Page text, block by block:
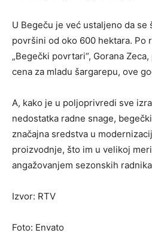
U Begeču je već ustaljeno da se
površini od oko 600 hektara. Po
„Begečki povrtari“, Gorana
cena za mladu šargarepu, ove
A, kako je u poljoprivredi sve
nedostatka radne snage,
značajna sredstva u
proizvodnje, što im u velikoj
angažovanjem sezonskih
Izvor: RTV
Foto: Envato